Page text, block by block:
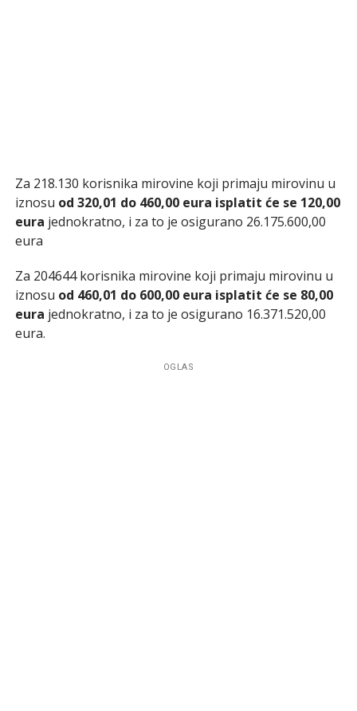
Za 218.130 korisnika mirovine koji primaju mirovinu u
iznosu od 320,01 do 460,00 eura isplatit će se 120,00
eura jednokratno, i za to je osigurano 26.175.600,00
eura
Za 204644 korisnika mirovine koji primaju mirovinu u
iznosu od 460,01 do 600,00 eura isplatit će se 80,00
eura jednokratno, i za to je osigurano 16.371.520,00
eura.
OGLAS